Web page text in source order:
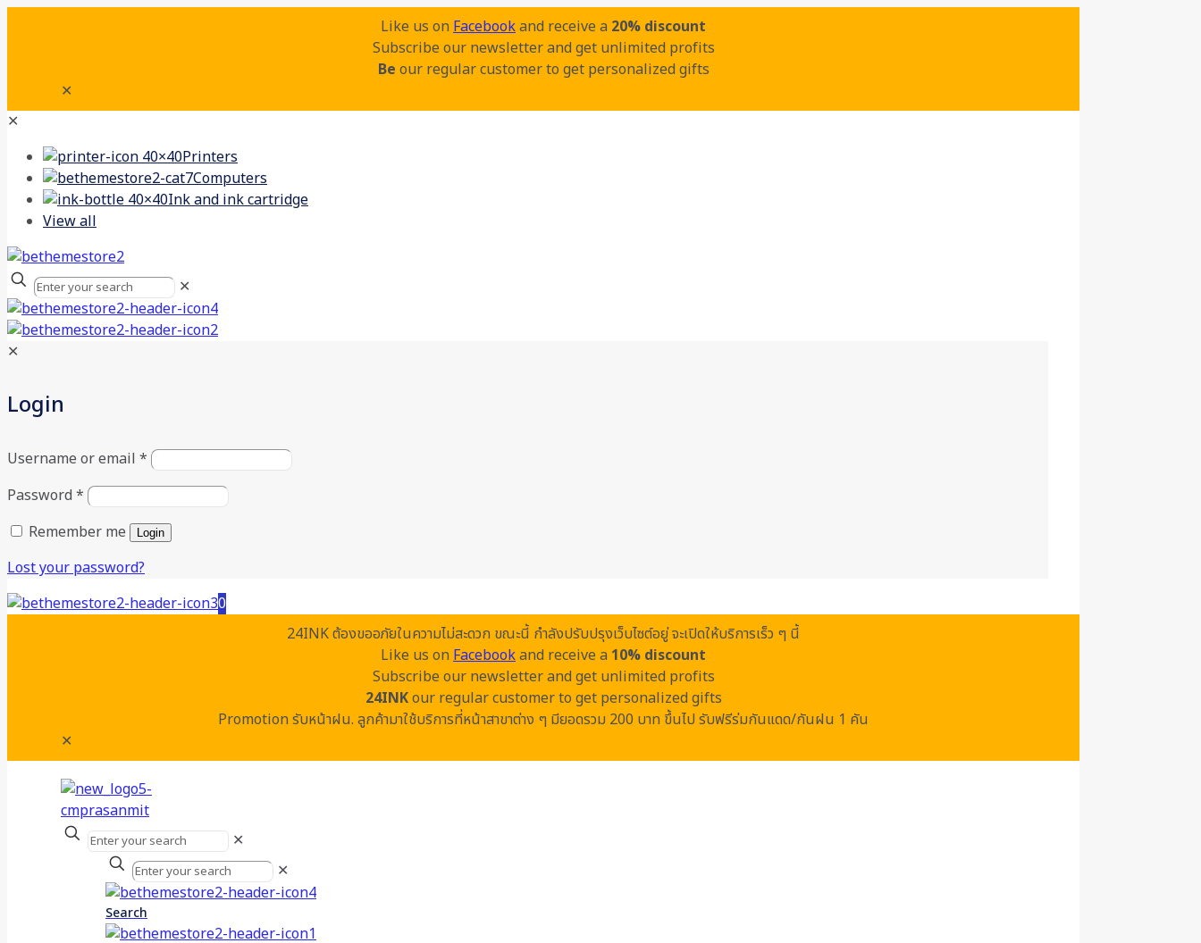
Like us on Facebookand receive a 20% discount
Subscribe our newsletter and get unlimited profits
Be our regular customer to get personalized gifts
✕
✕
Printers
Computers
Ink and ink cartridge
View all
✕
✕
Login
Username or email *
Password *
Remember me
Login
Lost your password?
0
24INK ต้องขออภัยในความไม่สะดวก ขณะนี้ กำลังปรับปรุงเว็บไซต์อยู่ จะเปิดให้บริการเร็ว ๆ นี้
Like us on Facebookand receive a 10% discount
Subscribe our newsletter and get unlimited profits
24INKour regular customer to get personalized gifts
Promotion รับหน้าฝน. ลูกค้ามาใช้บริการที่หน้าสาขาต่าง ๆ มียอดรวม 200 บาท ขึ้นไป รับฟรีร่มกันแดด/กันฝน 1 คัน
✕
✕
✕
Search